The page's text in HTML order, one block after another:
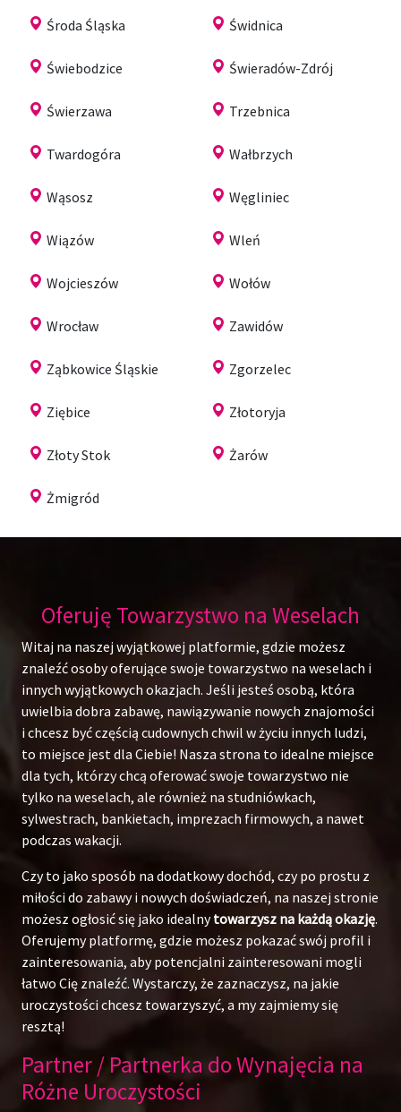
Środa Śląska Świdnica
Świebodzice Świeradów-Zdrój
Świerzawa Trzebnica
Twardogóra Wałbrzych
Wąsosz Węgliniec
Wiązów Wleń
Wojcieszów Wołów
Wrocław Zawidów
Ząbkowice Śląskie Zgorzelec
Ziębice Złotoryja
Złoty Stok Żarów
Żmigród
Oferuję Towarzystwo na Weselach
Witaj na naszej wyjątkowej platformie, gdzie możesz
znaleźć osoby oferujące swoje towarzystwo na weselach i
innych wyjątkowych okazjach. Jeśli jesteś osobą, która
uwielbia dobra zabawę, nawiązywanie nowych znajomości
i chcesz być częścią cudownych chwil w życiu innych ludzi,
to miejsce jest dla Ciebie! Nasza strona to idealne miejsce
dla tych, którzy chcą oferować swoje towarzystwo nie
tylko na weselach, ale również na studniówkach,
sylwestrach, bankietach, imprezach firmowych, a nawet
podczas wakacji.
Czy to jako sposób na dodatkowy dochód, czy po prostu z
miłości do zabawy i nowych doświadczeń, na naszej stronie
możesz ogłosić się jako idealnytowarzysz na każdą okazję.
Oferujemy platformę, gdzie możesz pokazać swój profil i
zainteresowania, aby potencjalni zainteresowani mogli
łatwo Cię znaleźć. Wystarczy, że zaznaczysz, na jakie
uroczystości chcesz towarzyszyć, a my zajmiemy się
resztą!
Partner / Partnerka do Wynajęcia na
Różne Uroczystości